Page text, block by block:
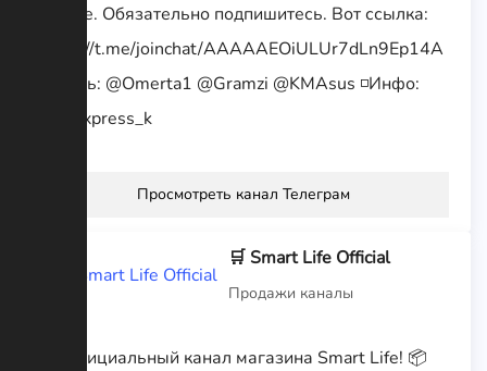
другое. Обязательно подпишитесь. Вот ссылка:
https://t.me/joinchat/AAAAAEOiULUr7dLn9Ep14A
◽️Связь: @Omerta1 @Gramzi @KMAsus ◽️Инфо:
@aliexpress_k
Просмотреть канал Телеграм
🛒 Smart Life Official
Продажи каналы
🛒 Официальный канал магазина Smart Life! 📦